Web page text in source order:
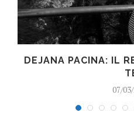
DEJANA PACINA: IL
07/